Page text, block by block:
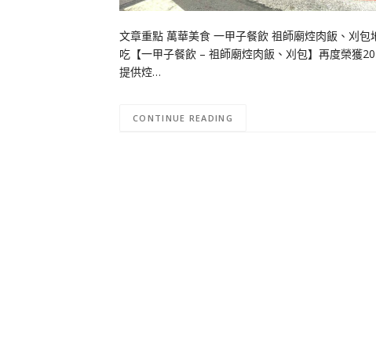
文章重點 萬華美食 一甲子餐飲 祖師廟焢肉飯、刈
吃【一甲子餐飲 – 祖師廟焢肉飯、刈包】再度榮獲
提供焢…
CONTINUE READING